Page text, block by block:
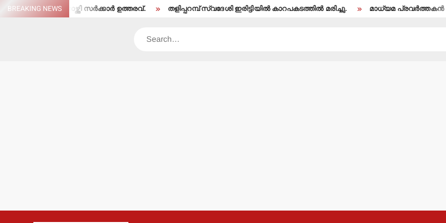
SkipBREAKING NEWS
തരംതാഴ്ത്തി സര്‍ക്കാര്‍ ഉത്തരവ്. തളിപ്പറമ്പ് സ്വദേശി ഇരിട്ടിയില്‍ കാറപകടത്തില്‍ മരിച്ചു. മാധ്യമ പ്രവര്‍ത്തകന്‍
Search